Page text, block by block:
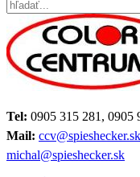
Tel: 0905 315 281, 0905
Mail: ccv@spieshecker.sk
michal@spieshecker.sk